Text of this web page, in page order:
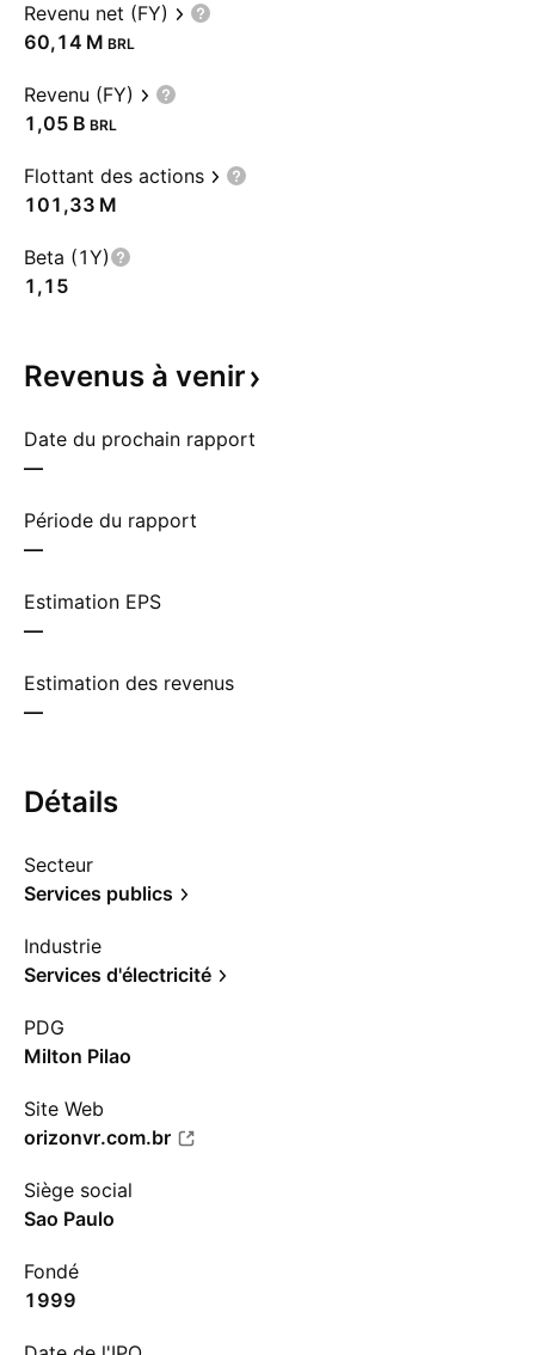
Revenu net (FY)
‪60,14 M‬ BRL
Revenu (FY)
‪1,05 B‬ BRL
Flottant des actions
‪101,33 M‬
Beta (1Y)
1,15
Revenus à venir
Date du prochain rapport
—
Période du rapport
—
Estimation EPS
—
Estimation des revenus
—
Détails
Secteur
Services publics
Industrie
Services d'électricité
PDG
Milton Pilao
Site Web
orizonvr.com.br
Siège social
Sao Paulo
Fondé
1999